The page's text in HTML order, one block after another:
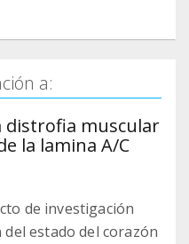
a:
distrofia muscular
la lamina A/C
de investigación
estado del corazón